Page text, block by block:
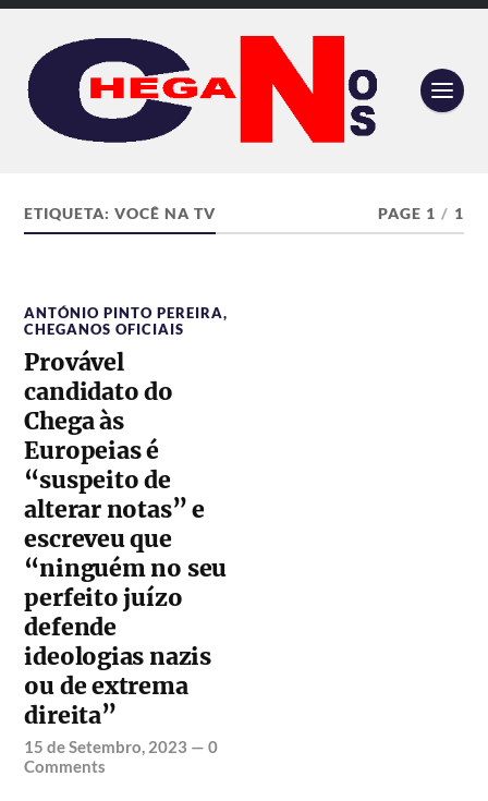
ETIQUETA:VOCÊ NA TV PAGE 1 / 1
ANTÓNIO PINTO PEREIRA,
CHEGANOS OFICIAIS
Provável
candidato do
Chega às
Europeias é
“suspeito de
alterar notas” e
escreveu que
“ninguém no seu
perfeito juízo
defende
ideologias nazis
ou de extrema
direita”
15 de Setembro, 2023 —0
Comments